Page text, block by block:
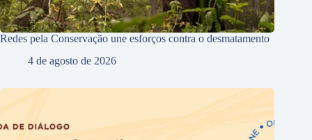
Redes pela Conservação une esforços contra o desmatamento
4 de agosto de 2026